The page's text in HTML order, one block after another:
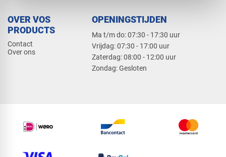
OVER VOS
PRODUCTS
Contact
Over ons
OPENINGSTIJDEN
Ma t/m do: 07:30 - 17:30 uur
​Vrijdag: 07:30 - 17:00 uur
​Zaterdag: 08:00 - 12:00 uur
​Zondag: Gesloten